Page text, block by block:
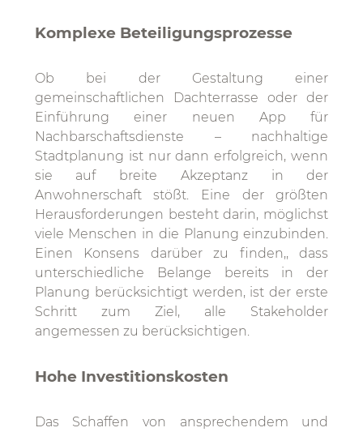
Komplexe Beteiligungsprozesse
Ob bei der Gestaltung einer
gemeinschaftlichen Dachterrasse oder der
Einführung einer neuen App für
Nachbarschaftsdienste – nachhaltige
Stadtplanung ist nur dann erfolgreich, wenn
sie auf breite Akzeptanz in der
Anwohnerschaft stößt. Eine der größten
Herausforderungen besteht darin, möglichst
viele Menschen in die Planung einzubinden.
Einen Konsens darüber zu finden,, dass
unterschiedliche Belange bereits in der
Planung berücksichtigt werden, ist der erste
Schritt zum Ziel, alle Stakeholder
angemessen zu berücksichtigen.
Hohe Investitionskosten
Das Schaffen von ansprechendem und